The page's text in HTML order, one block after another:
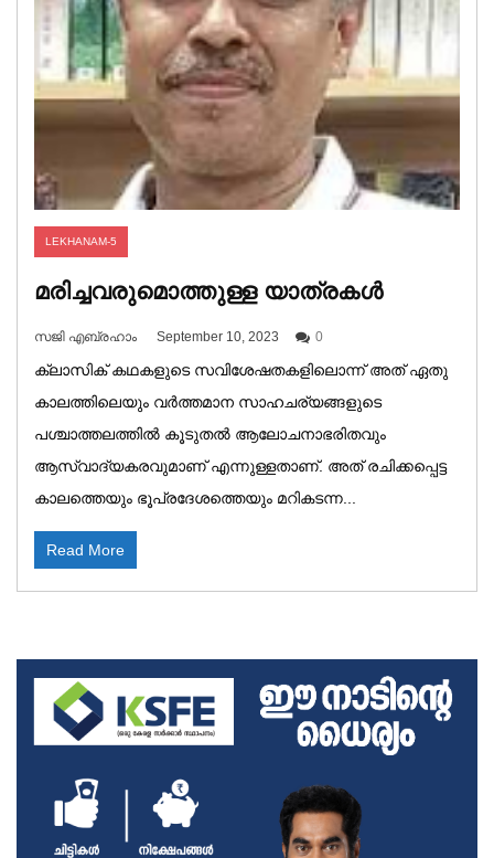
LEKHANAM-5
മരിച്ചവരുമൊത്തുള്ള യാത്രകൾ
സജി എബ്രഹാം September 10, 2023 0
ക്ലാസിക് കഥകളുടെ സവിശേഷതകളിലൊന്ന് അത് ഏതു
കാലത്തിലെയും വർത്തമാന സാഹചര്യങ്ങളുടെ
പശ്ചാത്തലത്തിൽ കൂടുതൽ ആലോചനാഭരിതവും
ആസ്വാദ്യകരവുമാണ് എന്നുള്ളതാണ്. അത് രചിക്കപ്പെട്ട
കാലത്തെയും ഭൂപ്രദേശത്തെയും മറികടന്ന...
Read More